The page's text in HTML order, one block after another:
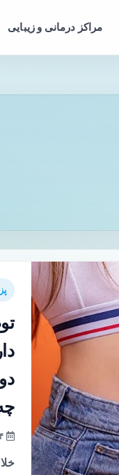
مراکز درمانی و زیبایی